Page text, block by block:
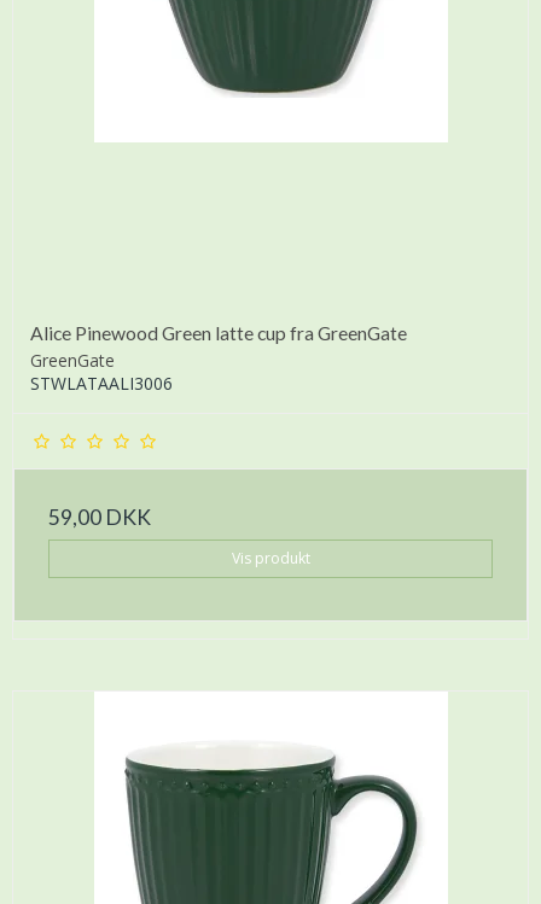
Alice Pinewood Green latte cup fra GreenGate
GreenGate
STWLATAALI3006
59,00 DKK
Vis produkt